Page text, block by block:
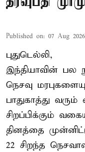
Published on: 07 Aug
புதுடெல்லி,
இந்தியாவின் பல
நெசவு
பாதுகாத்து
சிறப்பிக்கும்
தினத்தை
22 சிறந்த